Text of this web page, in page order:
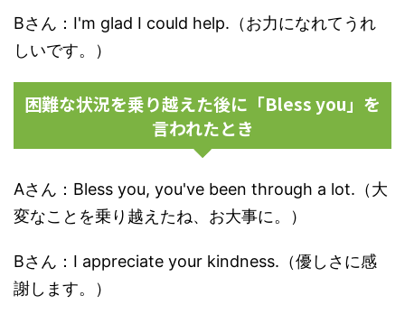
Bさん：I'm glad I could help.（お力になれてうれ
しいです。）
困難な状況を乗り越えた後に「Bless you」を
言われたとき
Aさん：Bless you, you've been through a lot.（大
変なことを乗り越えたね、お大事に。）
Bさん：I appreciate your kindness.（優しさに感
謝します。）